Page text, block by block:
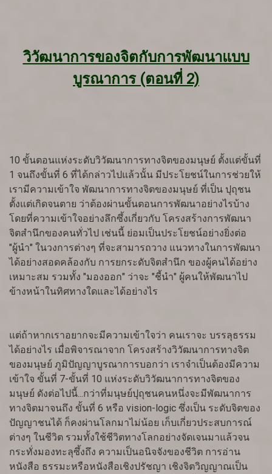
วิวัฒนาการของจิตกับการพัฒนาแบบ
บูรณาการ (ตอนที่ 2)
10 ขั้นตอนแห่งระดับวิวัฒนาการทางจิตของมนุษย์ ตั้งแต่ขั้นที่
1 จนถึงขั้นที่ 6 ที่ได้กล่าวไปแล้วนั้น มีประโยชน์ในการช่วยให้
เรามีความเข้าใจ พัฒนาการทางจิตของมนุษย์ ที่เป็น ปุถุชน
ตั้งแต่เกิดจนตาย ว่าต้องผ่านขั้นตอนการพัฒนาอย่างไรบ้าง
โดยที่ความเข้าใจอย่างลึกซึ้งเกี่ยวกับ โครงสร้างการพัฒนา
จิตสำนึกของคนทั่วไป เช่นนี้ ย่อมเป็นประโยชน์อย่างยิ่งต่อ
"ผู้นำ" ในวงการต่างๆ ที่จะสามารถวาง แนวทางในการพัฒนา
ได้อย่างสอดคล้องกับ การยกระดับจิตสำนึก ของผู้คนได้อย่าง
เหมาะสม รวมทั้ง "มองออก" ว่าจะ "ชี้นำ" ผู้คนให้พัฒนาไป
ข้างหน้าในทิศทางใดและได้อย่างไร
แต่ถ้าหากเราอยากจะมีความเข้าใจว่า คนเราจะ บรรลุธรรม
ได้อย่างไร เมื่อพิจารณาจาก โครงสร้างวิวัฒนาการทางจิต
ของมนุษย์ ภูมิปัญญาบูรณาการบอกว่า เราจำเป็นต้องมีความ
เข้าใจ ขั้นที่ 7-ขั้นที่ 10 แห่งระดับวิวัฒนาการทางจิตของ
มนุษย์ ดังต่อไปนี้...กว่าที่มนุษย์ปุถุชนคนหนึ่งจะมีพัฒนาการ
ทางจิตมาจนถึง ขั้นที่ 6 หรือ vision-logic ซึ่งเป็น ระดับจิตของ
ปัญญาชนได้ ก็คงผ่านโลกมาไม่น้อย เก็บเกี่ยวประสบการณ์
ต่างๆ ในชีวิต รวมทั้งใช้ชีวิตทางโลกอย่างจัดเจนมาแล้วจน
กระทั่งมองทะลุซึ้งถึง ความเป็นอนิจจังของชีวิต การอ่าน
หนังสือ ธรรมะหรือหนังสือเชิงปรัชญา เชิงจิตวิญญาณเป็น